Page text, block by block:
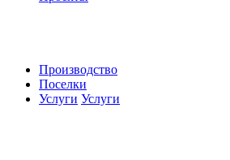
Производство
Поселки
Услуги Услуги